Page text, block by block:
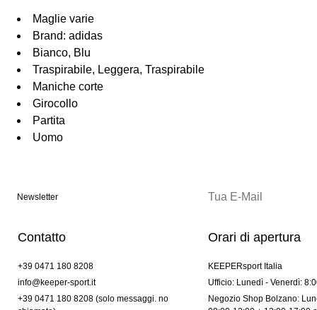
Maglie varie
Brand: adidas
Bianco, Blu
Traspirabile, Leggera, Traspirabile
Maniche corte
Girocollo
Partita
Uomo
Newsletter
Contatto
+39 0471 180 8208
info@keeper-sport.it
+39 0471 180 8208 (solo messaggi. no
Orari di apertura
KEEPERsport Italia
Ufficio: Lunedì - Venerdì:
Negozio Shop Bolzano: